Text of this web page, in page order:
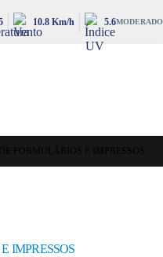
10.8 Km/h 5.6MODERADO
IMPRESSOS